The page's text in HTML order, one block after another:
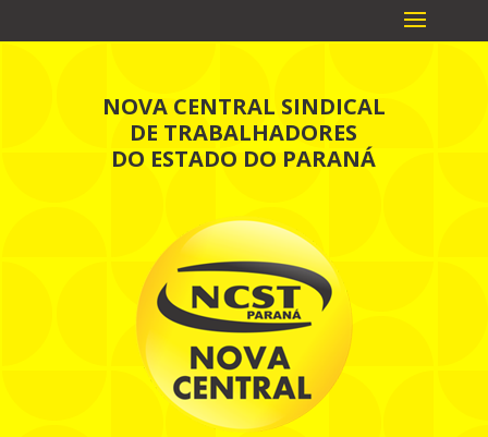
NOVA CENTRAL SINDICAL
DE TRABALHADORES
DO ESTADO DO PARANÁ